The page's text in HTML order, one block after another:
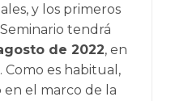
y los primeros
Seminario tendrá
de 2022, en
Como es habitual,
en el marco de la